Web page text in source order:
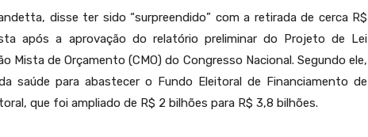
disse ter sido “surpreendido” com a retirada de cerca R$
após a aprovação do relatório preliminar do Projeto de Lei
Mista de Orçamento (CMO) do Congresso Nacional. Segundo ele,
saúde para abastecer o Fundo Eleitoral de Financiamento de
que foi ampliado de R$ 2 bilhões para R$ 3,8 bilhões.